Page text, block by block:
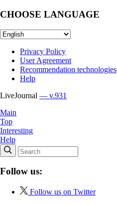
CHOOSE LANGUAGE
Privacy Policy
User Agreement
Recommendation technologies
Help
LiveJournal — v.931
Main
Top
Interesting
Help
Follow us:
Follow us on Twitter